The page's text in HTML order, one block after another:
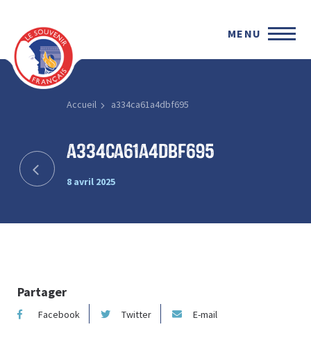
MENU
Accueil a334ca61a4dbf695
a334ca61a4dbf695
8 avril 2025
Partager
Facebook Twitter E-mail